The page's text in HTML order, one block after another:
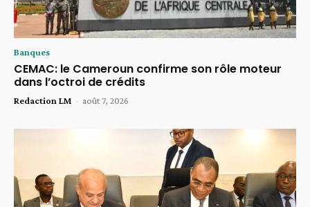
Banques
CEMAC: le Cameroun confirme son rôle moteur
dans l’octroi de crédits
Redaction LM - août 7, 2026